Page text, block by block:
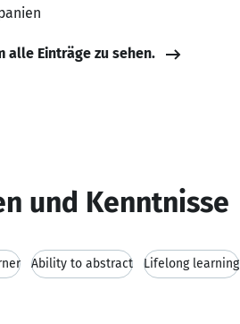
alle Einträge zu sehen.
und Kenntnisse
Ability to abstract Lifelong learning